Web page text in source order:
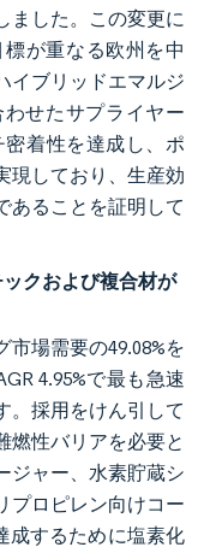
ました。この変更に
標が重なる欧州を中
イブリッドエマルジ
せたサプライヤー
着性を達成し、ポ
現しており、生産効
あることを証明して
クおよび複合材が
市場需要の49.08%を
4.95%で最も急速
。採用をけん引して
燃性バリアを必要と
ジャー、水素貯蔵シ
プロピレン向けコー
成するために塩素化